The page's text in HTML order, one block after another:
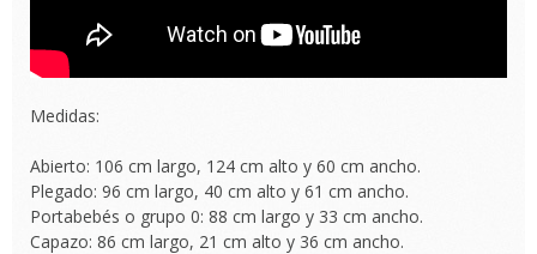
Medidas:
Abierto: 106 cm largo, 124 cm alto y 60 cm ancho.
Plegado: 96 cm largo, 40 cm alto y 61 cm ancho.
Portabebés o grupo 0: 88 cm largo y 33 cm ancho.
Capazo: 86 cm largo, 21 cm alto y 36 cm ancho.